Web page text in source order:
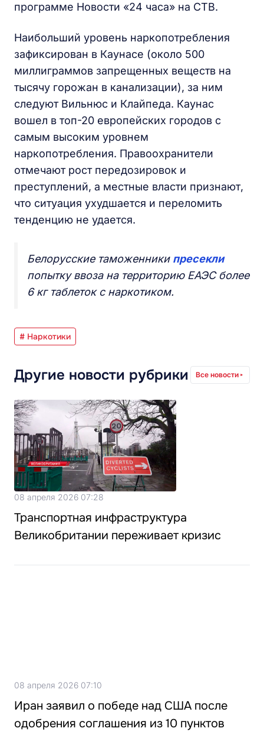
программе Новости «24 часа» на СТВ.
Наибольший уровень наркопотребления
зафиксирован в Каунасе (около 500
миллиграммов запрещенных веществ на
тысячу горожан в канализации), за ним
следуют Вильнюс и Клайпеда. Каунас
вошел в топ-20 европейских городов с
самым высоким уровнем
наркопотребления. Правоохранители
отмечают рост передозировок и
преступлений, а местные власти признают,
что ситуация ухудшается и переломить
тенденцию не удается.
Белорусские таможенники пресекли
попытку ввоза на территорию ЕАЭС более
6 кг таблеток с наркотиком.
# Наркотики
Другие новости рубрики Все новости
08 апреля 2026 07:28
Транспортная инфраструктура
Великобритании переживает кризис
08 апреля 2026 07:10
Иран заявил о победе над США после
одобрения соглашения из 10 пунктов